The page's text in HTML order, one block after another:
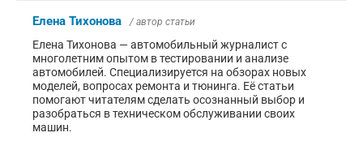
Елена Тихонова / автор статьи
Елена Тихонова — автомобильный журналист с
многолетним опытом в тестировании и анализе
автомобилей. Специализируется на обзорах новых
моделей, вопросах ремонта и тюнинга. Её статьи
помогают читателям сделать осознанный выбор и
разобраться в техническом обслуживании своих
машин.